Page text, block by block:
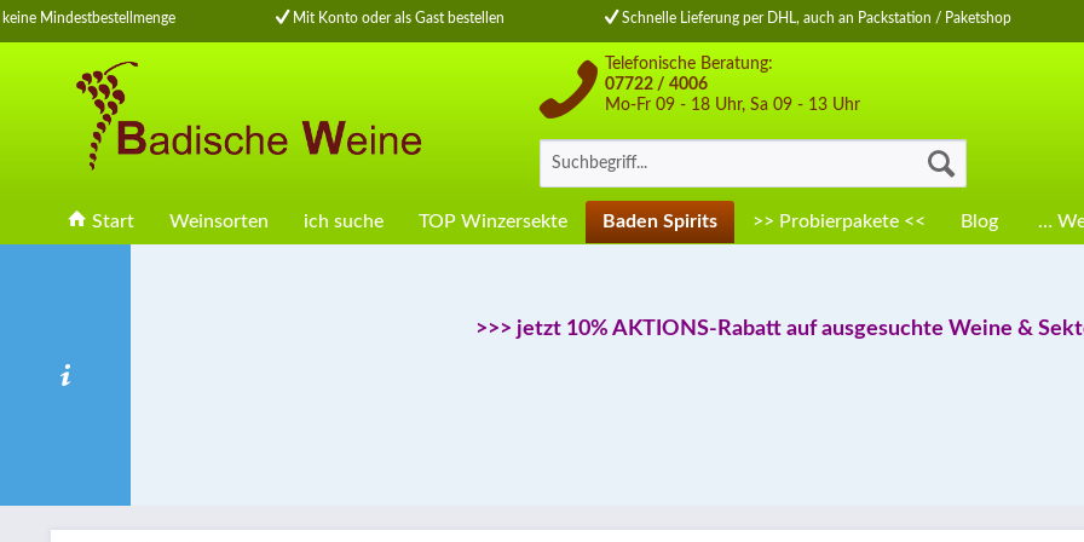
Mindestbestellmenge Mit Konto oder als Gast bestellen Schnelle Lieferung per DHL, auch an Packstation / Paketshop
Telefonische Beratung:
07722 / 4006
Mo-Fr 09 - 18 Uhr, Sa 09 - 13 Uhr
Start Weinsorten ich suche TOP Winzersekte Baden Spirits >> Probierpakete << Blog …
>>> jetzt 10% AKTIONS-Rabatt auf ausgesuchte Weine &